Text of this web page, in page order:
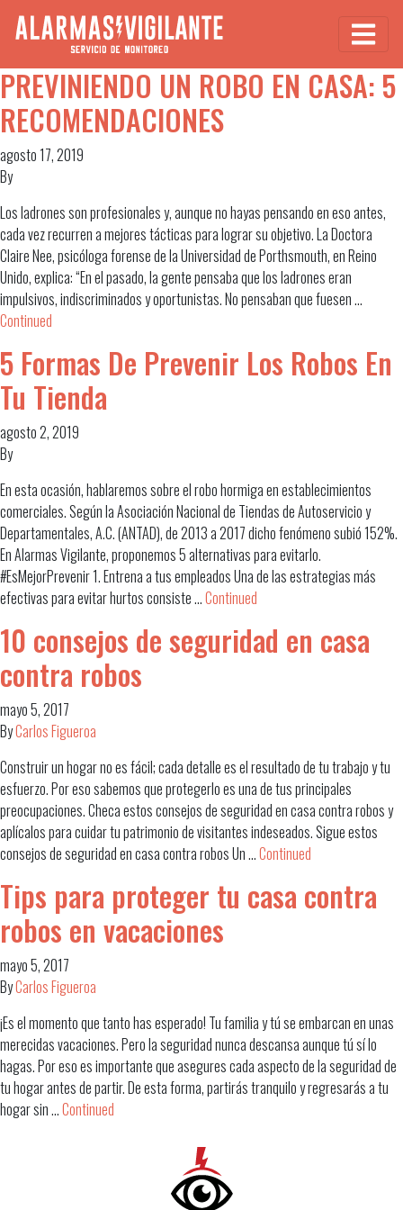
PREVINIENDO UN ROBO EN CASA: 5
RECOMENDACIONES
agosto 17, 2019
By
Los ladrones son profesionales y, aunque no hayas pensando en eso antes,
cada vez recurren a mejores tácticas para lograr su objetivo. La Doctora
Claire Nee, psicóloga forense de la Universidad de Porthsmouth, en Reino
Unido, explica: “En el pasado, la gente pensaba que los ladrones eran
impulsivos, indiscriminados y oportunistas. No pensaban que fuesen …
Continued
5 Formas De Prevenir Los Robos En
Tu Tienda
agosto 2, 2019
By
En esta ocasión, hablaremos sobre el robo hormiga en establecimientos
comerciales. Según la Asociación Nacional de Tiendas de Autoservicio y
Departamentales, A.C. (ANTAD), de 2013 a 2017 dicho fenómeno subió 152%.
En Alarmas Vigilante, proponemos 5 alternativas para evitarlo.
#EsMejorPrevenir 1. Entrena a tus empleados Una de las estrategias más
efectivas para evitar hurtos consiste …Continued
10 consejos de seguridad en casa
contra robos
mayo 5, 2017
ByCarlos Figueroa
Construir un hogar no es fácil; cada detalle es el resultado de tu trabajo y tu
esfuerzo. Por eso sabemos que protegerlo es una de tus principales
preocupaciones. Checa estos consejos de seguridad en casa contra robos y
aplícalos para cuidar tu patrimonio de visitantes indeseados. Sigue estos
consejos de seguridad en casa contra robos Un …Continued
Tips para proteger tu casa contra
robos en vacaciones
mayo 5, 2017
ByCarlos Figueroa
¡Es el momento que tanto has esperado! Tu familia y tú se embarcan en unas
merecidas vacaciones. Pero la seguridad nunca descansa aunque tú sí lo
hagas. Por eso es importante que asegures cada aspecto de la seguridad de
tu hogar antes de partir. De esta forma, partirás tranquilo y regresarás a tu
hogar sin …Continued